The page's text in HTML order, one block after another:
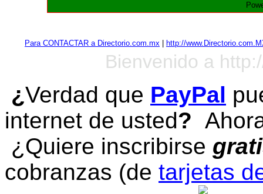
Para CONTACTAR a Directorio.com.mx http://
Bienvenido a
¿Verdad que PayPal
internet de usted?
¿Quiere inscribirse
cobranzas (de tarjetas